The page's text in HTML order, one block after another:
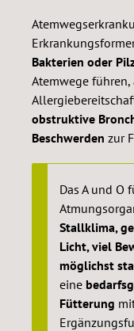
Bakterien oder
Atemwege
obstruktive
Beschwerden zur
Das A und O
Stallklima,
Licht, viel
möglichst
eine
Fütterung